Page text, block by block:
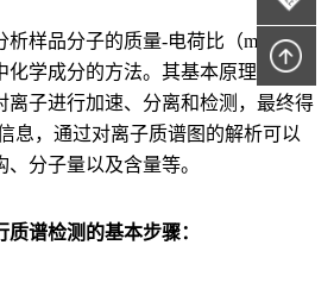
样品分子的质量-电荷比（m/z）来
学成分的方法。其基本原理是将样
离子进行加速、分离和检测，最终得
息，通过对离子质谱图的解析可以
分子量以及含量等。
谱检测的基本步骤：